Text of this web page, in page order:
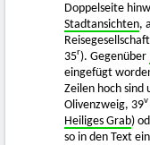
Doppelseite
Stadtansichten,
35r). Gegenüber
eingefügt
Zeilen hoch sind
Olivenzweig, 39v
Heiliges Grab)
so in den Text